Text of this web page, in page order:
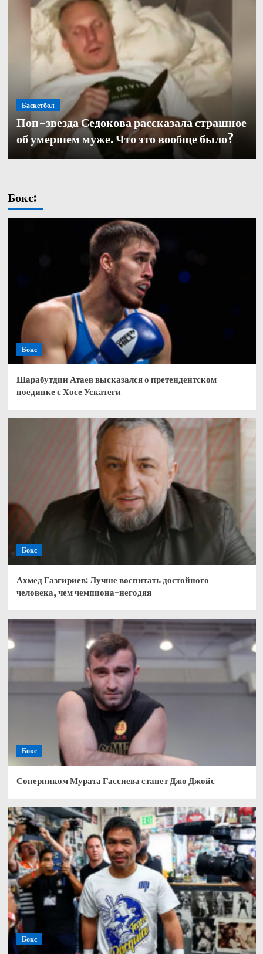
Баскетбол
Поп-звезда Седокова рассказала страшное
об умершем муже. Что это вообще было?
Баскетбол
Александр Церковный покинул должность
генерального директора баскетбольного «Зенита»
Баскетбол
Кулагин — о переходе в «Зенит»: «Довелось
работать с одними из лучших тренеров в нашей части
света. Иванович не исключение»
Бокс:
Бокс
Шарабутдин Атаев высказался о претендентском
поединке с Хосе Ускатеги
Бокс
Ахмед Газгириев: Лучше воспитать достойного
человека, чем чемпиона-негодяя
Бокс
Соперником Мурата Гассиева станет Джо Джойс
Бокс